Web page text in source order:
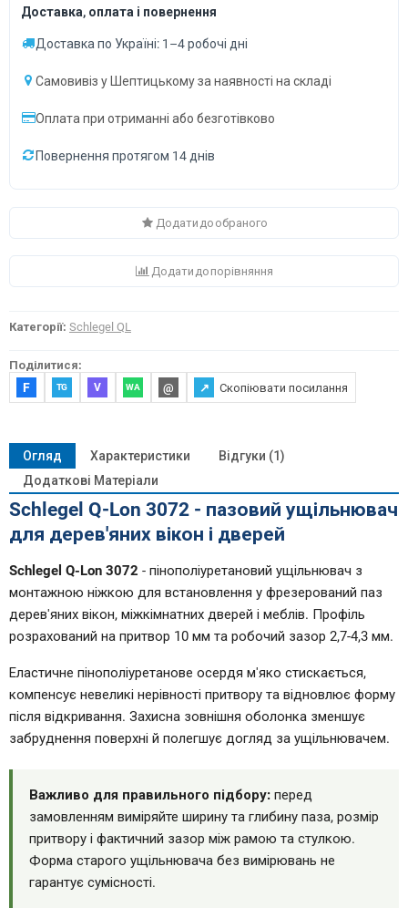
Доставка, оплата і повернення
Доставка по Україні: 1–4 робочі дні
Самовивіз у Шептицькому за наявності на складі
Оплата при отриманні або безготівково
Повернення протягом 14 днів
Додати до обраного
Додати до порівняння
Категорії: Schlegel QL
Поділитися:
F TG V WA @ ↗ Скопіювати посилання
Огляд Характеристики
Відгуки (1)
Додаткові Матеріали
Schlegel Q-Lon 3072 - пазовий ущільнювач
для дерев'яних вікон і дверей
Schlegel Q-Lon 3072 - пінополіуретановий ущільнювач з
монтажною ніжкою для встановлення у фрезерований паз
дерев'яних вікон, міжкімнатних дверей і меблів. Профіль
розрахований на притвор 10 мм та робочий зазор 2,7-4,3 мм.
Еластичне пінополіуретанове осердя м'яко стискається,
компенсує невеликі нерівності притвору та відновлює форму
після відкривання. Захисна зовнішня оболонка зменшує
забруднення поверхні й полегшує догляд за ущільнювачем.
Важливо для правильного підбору: перед
замовленням виміряйте ширину та глибину паза, розмір
притвору і фактичний зазор між рамою та стулкою.
Форма старого ущільнювача без вимірювань не
гарантує сумісності.